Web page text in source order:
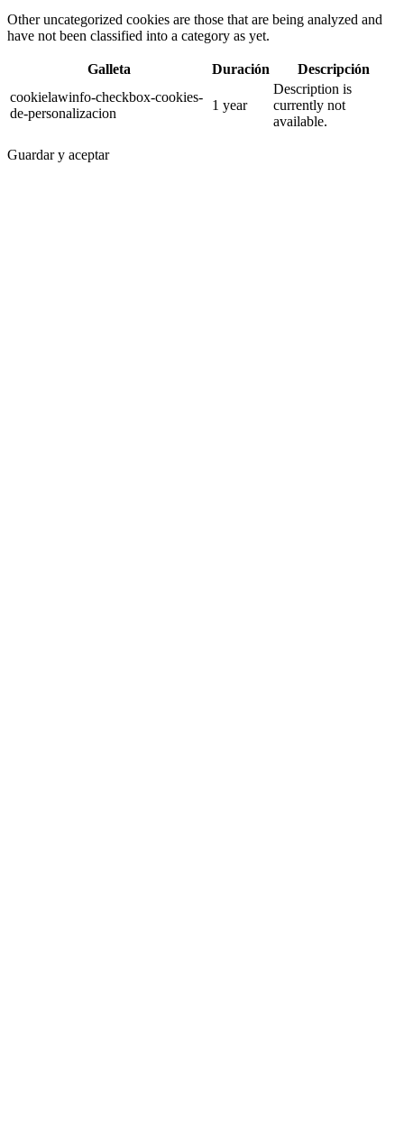
Other uncategorized cookies are those that are being analyzed and
have not been classified into a category as yet.
Galleta Duración
Descripción
cookielawinfo-checkbox-cookies-
de-personalizacion
1 year
Description is
currently not
available.
Guardar y aceptar